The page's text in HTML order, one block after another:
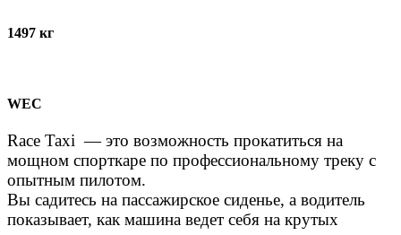
1497 кг
WEC
Race Taxi — это возможность прокатиться на
мощном спорткаре по профессиональному треку с
опытным пилотом.
Вы садитесь на пассажирское сиденье, а водитель
показывает, как машина ведет себя на крутых